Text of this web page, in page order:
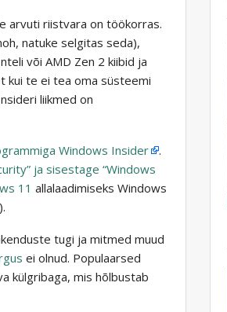
arvuti riistvara on töökorras.
natuke selgitas seda),
või AMD Zen 2 kiibid ja
kui te ei tea oma süsteemi
liikmed on
Windows Insider
.
ja sisestage “Windows
11 allalaadimiseks Windows
tugi ja mitmed muud
ei olnud. Populaarsed
külgribaga, mis hõlbustab